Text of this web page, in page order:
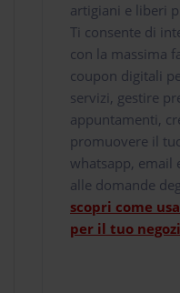
artigiani e liberi
Ti consente di
con la massima
coupon digitali
servizi, gestire
appuntamenti,
promuovere il
whatsapp, email
alle domande
scopri come
per il tuo